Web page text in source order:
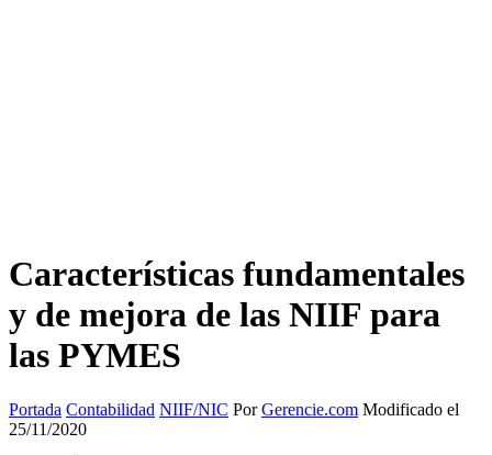
Características fundamentales
y de mejora de las NIIF para
las PYMES
Portada Contabilidad NIIF/NIC PorGerencie.com Modificado el
25/11/2020